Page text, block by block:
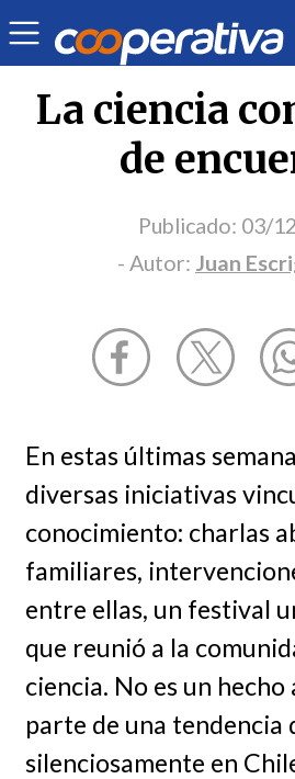
Opinión | Ciencia y tecnología |
La ciencia
de
Publicado: 03/
- Autor: Juan
En estas últimas
diversas iniciativas
conocimiento: charlas
familiares,
entre ellas, un festival
que reunió a la
ciencia. No es un hecho
parte de una tendencia
silenciosamente en